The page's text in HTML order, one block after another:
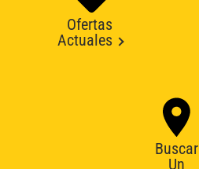
Ofertas
Actuales
Buscar
Un